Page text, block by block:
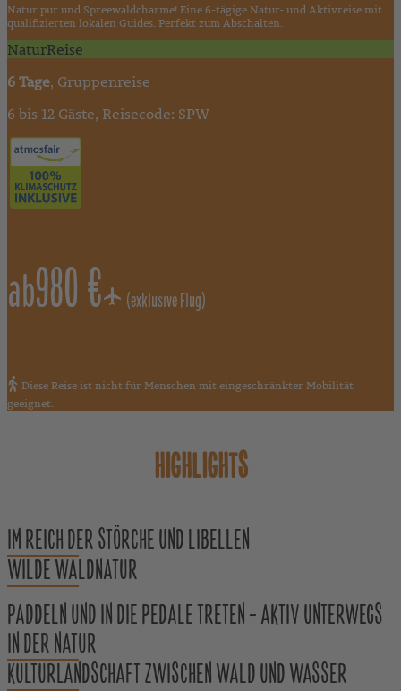
Natur pur und Spreewaldcharme! Eine 6-tägige Natur- und Aktivreise mit
qualifizierten lokalen Guides. Perfekt zum Abschalten.
NaturReise
6 Tage, Gruppenreise
6 bis 12 Gäste, Reisecode: SPW
ab980 € (exklusive Flug)
Diese Reise ist nicht für Menschen mit eingeschränkter Mobilität
geeignet.
HIGHLIGHTS
IM REICH DER STÖRCHE UND LIBELLEN
WILDE WALDNATUR
PADDELN UND IN DIE PEDALE TRETEN – AKTIV UNTERWEGS
IN DER NATUR
KULTURLANDSCHAFT ZWISCHEN WALD UND WASSER